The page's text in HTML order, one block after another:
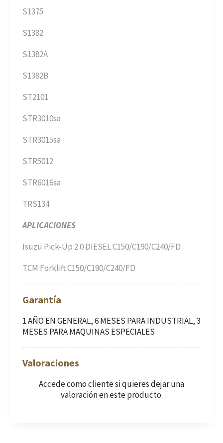
S1375
S1382
S1382A
S1382B
ST2101
STR3010sa
STR3015sa
STR5012
STR6016sa
TRS134
APLICACIONES
Isuzu Pick-Up 2.0 DIESEL C150/C190/C240/FD
TCM Forklift C150/C190/C240/FD
Garantía
1 AÑO EN GENERAL, 6 MESES PARA INDUSTRIAL, 3
MESES PARA MAQUINAS ESPECIALES
Valoraciones
Accede como clientesi quieres dejar una
valoración en este producto.